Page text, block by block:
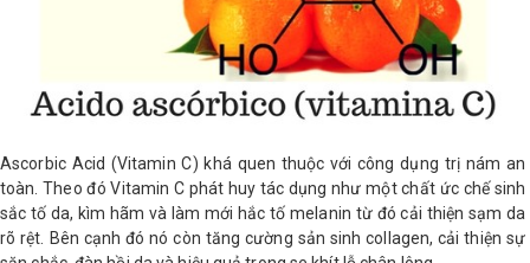
Ascorbic Acid (Vitamin C) khá quen thuộc với công dụng trị nám an
toàn. Theo đó Vitamin C phát huy tác dụng như một chất ức chế sinh
sắc tố da, kìm hãm và làm mới hắc tố melanin từ đó cải thiện sạm da
rõ rệt. Bên cạnh đó nó còn tăng cường sản sinh collagen, cải thiện sự